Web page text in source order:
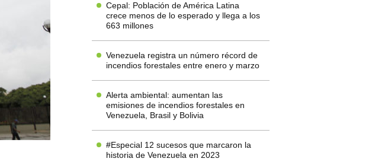
Cepal: Población de América Latina
crece menos de lo esperado y llega a los
663 millones
Venezuela registra un número récord de
incendios forestales entre enero y marzo
Alerta ambiental: aumentan las
emisiones de incendios forestales en
Venezuela, Brasil y Bolivia
#Especial 12 sucesos que marcaron la
historia de Venezuela en 2023